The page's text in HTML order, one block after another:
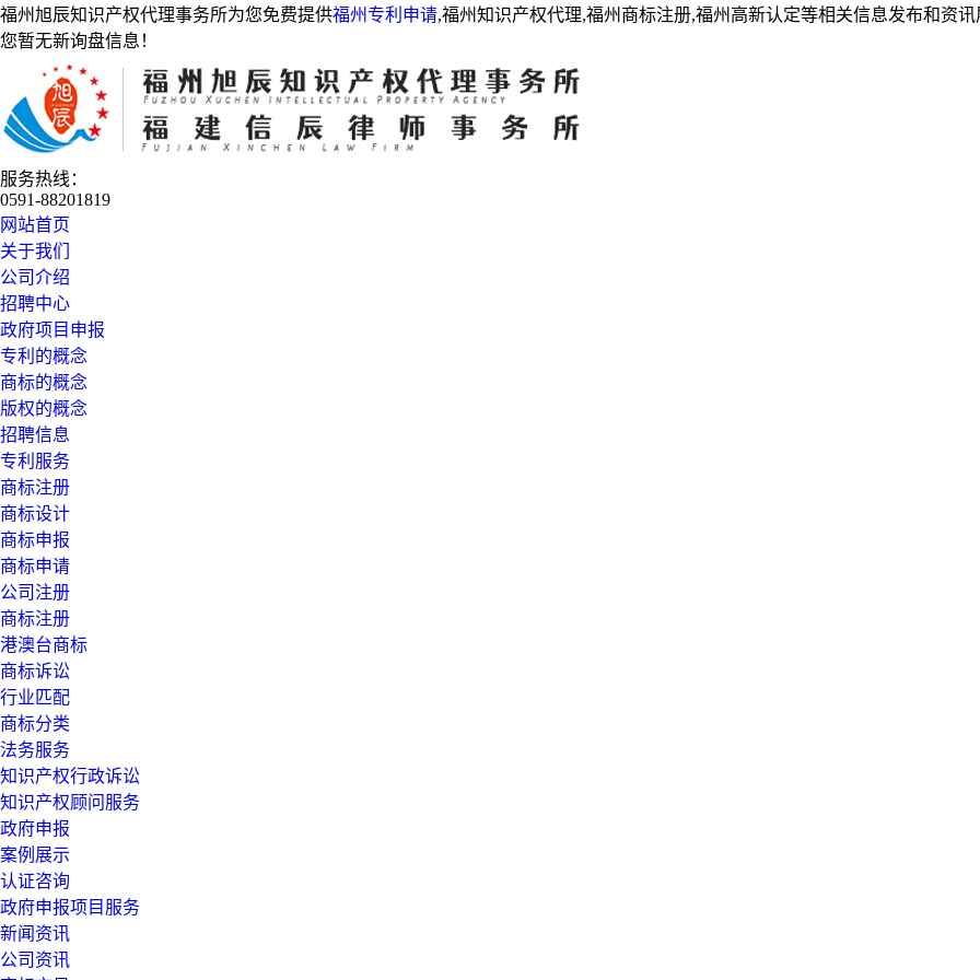
福州旭辰知识产权代理事务所为您免费提供福州专利申请,福州知识产权代理,福州商标注册,福州高新认定等相关信息发布和资讯
您暂无新询盘信息！
服务热线：
0591-88201819
网站首页
关于我们
公司介绍
招聘中心
政府项目申报
专利的概念
商标的概念
版权的概念
招聘信息
专利服务
商标注册
商标设计
商标申报
商标申请
公司注册
商标注册
港澳台商标
商标诉讼
行业匹配
商标分类
法务服务
知识产权行政诉讼
知识产权顾问服务
政府申报
案例展示
认证咨询
政府申报项目服务
新闻资讯
公司资讯